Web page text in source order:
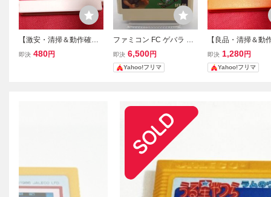
【激安・清掃＆動作確認
済】FC ファミコン『かん
即決 480円
ファミコン FC ゲバラ カ
セットのみ SNK 簡易清掃
動作確認済
即決 6,500円
Yahoo!フリマ
【良品・清掃＆動
済】FC ファミコ
クマン4 新たなる
コレクター・マ
即決 1,280円
Yahoo!フリマ